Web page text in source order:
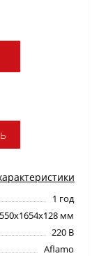
1 год
550х1654х128 мм
220 В
Aflamo